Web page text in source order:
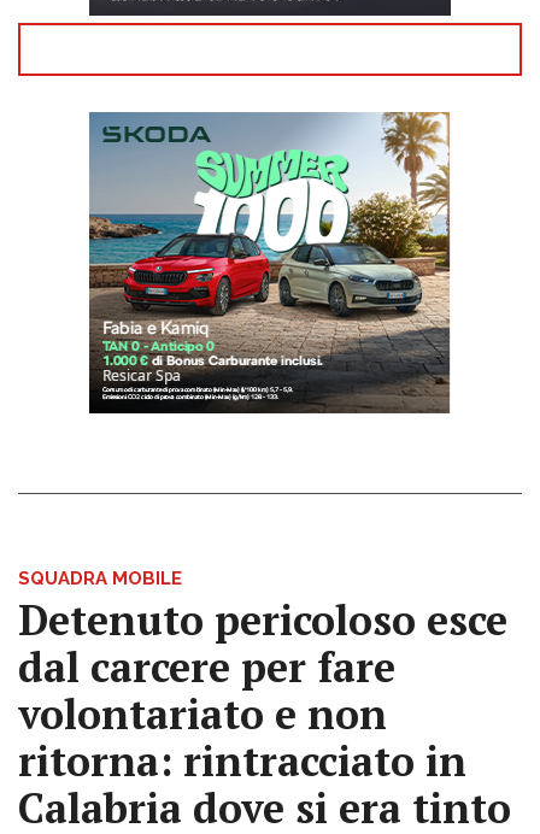
SQUADRA MOBILE
Detenuto pericoloso esce
dal carcere per fare
volontariato e non
ritorna: rintracciato in
Calabria dove si era tinto